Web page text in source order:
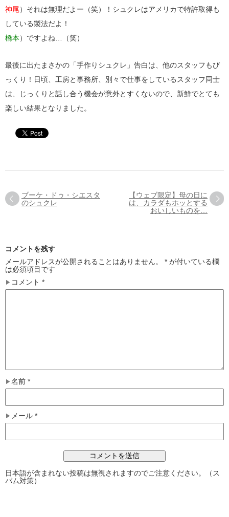
神尾）それは無理だよー（笑）！シュクレはアメリカで特許取得も
している製法だよ！
橋本）ですよね…（笑）
最後に出たまさかの「手作りシュクレ」告白は、他のスタッフもび
っくり！日頃、工房と事務所、別々で仕事をしているスタッフ同士
は、じっくりと話し合う機会が意外とすくないので、新鮮でとても
楽しい結果となりました。
ブーケ・ドゥ・シエスタ
のシュクレ
【ウェブ限定】母の日に
は、カラダもホッとする
おいしいものを…
コメントを残す
メールアドレスが公開されることはありません。
* が付いている欄
は必須項目です
コメント *
名前 *
メール *
日本語が含まれない投稿は無視されますのでご注意ください。（ス
パム対策）